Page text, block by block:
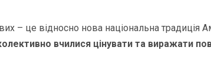
– це відносно нова національна традиція
вчилися цінувати та виражати